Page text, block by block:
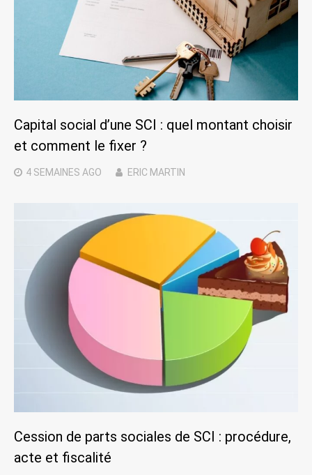
Capital social d’une SCI : quel montant choisir
et comment le fixer ?
4 SEMAINES AGO ERIC MARTIN
Cession de parts sociales de SCI : procédure,
acte et fiscalité